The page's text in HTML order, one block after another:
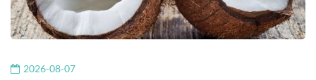
2026-08-07